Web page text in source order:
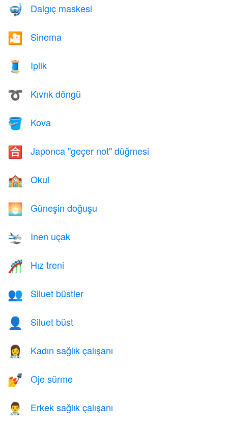
🤿 Dalgıç maskesi
🎦 Sinema
🧵 Iplik
➰ Kıvrık döngü
🪣 Kova
🈴 Japonca "geçer not" düğmesi
🏫 Okul
🌅 Güneşin doğuşu
🛬 Inen uçak
🎢 Hız treni
👥 Siluet büstler
👤 Siluet büst
👩‍⚕️ Kadın sağlık çalışanı
💅 Oje sürme
👨‍⚕️ Erkek sağlık çalışanı